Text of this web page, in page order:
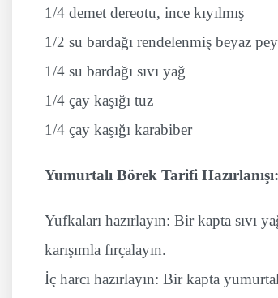
1/4 demet dereotu, ince kıyılmış
1/2 su bardağı rendelenmiş beyaz
1/4 su bardağı sıvı yağ
1/4 çay kaşığı tuz
1/4 çay kaşığı karabiber
Yumurtalı Börek Tarifi Hazırlanışı:
Yufkaları hazırlayın: Bir kapta sıvı
karışımla fırçalayın.
İç harcı hazırlayın: Bir kapta